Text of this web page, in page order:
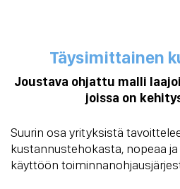
Täysimittainen
Joustava ohjattu malli
joissa on
Suurin osa yrityksistä
kustannustehokasta, nopeaa
käyttöön